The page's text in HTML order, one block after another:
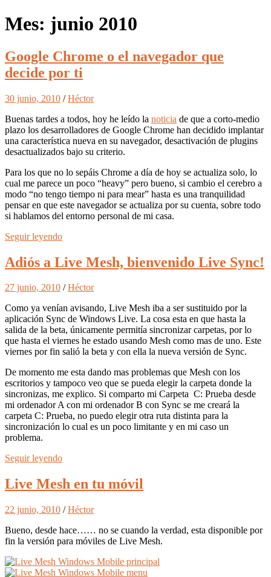
Mes: junio 2010
Google Chrome o el navegador que
decide por ti
30 junio, 2010 /Héctor
Buenas tardes a todos, hoy he leído la noticia de que a corto-medio
plazo los desarrolladores de Google Chrome han decidido implantar
una característica nueva en su navegador, desactivación de plugins
desactualizados bajo su criterio.
Para los que no lo sepáis Chrome a día de hoy se actualiza solo, lo
cual me parece un poco “heavy” pero bueno, si cambio el cerebro a
modo “no tengo tiempo ni para mear” hasta es una tranquilidad
pensar en que este navegador se actualiza por su cuenta, sobre todo
si hablamos del entorno personal de mi casa.
Seguir leyendo
Adiós a Live Mesh, bienvenido Live Sync!
27 junio, 2010 /Héctor
Como ya venían avisando, Live Mesh iba a ser sustituido por la
aplicación Sync de Windows Live. La cosa esta en que hasta la
salida de la beta, únicamente permitía sincronizar carpetas, por lo
que hasta el viernes he estado usando Mesh como mas de uno. Este
viernes por fin salió la beta y con ella la nueva versión de Sync.
De momento me esta dando mas problemas que Mesh con los
escritorios y tampoco veo que se pueda elegir la carpeta donde la
sincronizas, me explico. Si comparto mi Carpeta C: Prueba desde
mi ordenador A con mi ordenador B con Sync se me creará la
carpeta C: Prueba, no puedo elegir otra ruta distinta para la
sincronización lo cual es un poco limitante y en mi caso un
problema.
Seguir leyendo
Live Mesh en tu móvil
22 junio, 2010 /Héctor
Bueno, desde hace…… no se cuando la verdad, esta disponible por
fin la versión para móviles de Live Mesh.